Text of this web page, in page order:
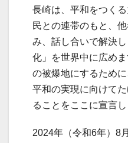
長崎は、平和をつく
民との連帯のもと、
み、話し合いで解決
化」を世界中に広め
の被爆地にするため
平和の実現に向けて
ることをここに宣言し
2024年（令和6年）8